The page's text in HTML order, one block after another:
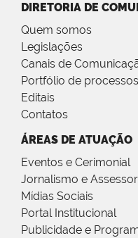
DIRETORIA DE
Quem somos
Legislações
Canais de
Portfólio de processos
Editais
Contatos
ÁREAS DE ATUAÇÃO
Eventos e Cerimonial
Jornalismo e
Mídias Sociais
Portal Institucional
Publicidade e